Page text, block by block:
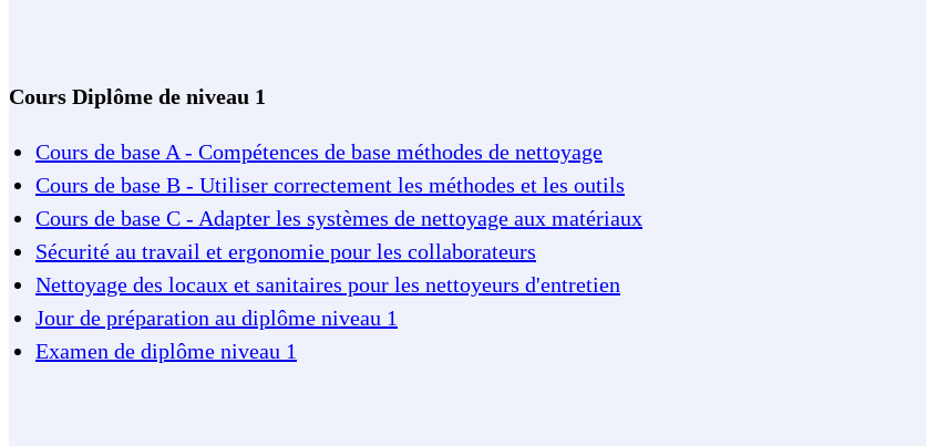
Cours Diplôme de niveau 1
Cours de base A - Compétences de base méthodes de nettoyage
Cours de base B - Utiliser correctement les méthodes et les outils
Cours de base C - Adapter les systèmes de nettoyage aux matériaux
Sécurité au travail et ergonomie pour les collaborateurs
Nettoyage des locaux et sanitaires pour les nettoyeurs d'entretien
Jour de préparation au diplôme niveau 1
Examen de diplôme niveau 1